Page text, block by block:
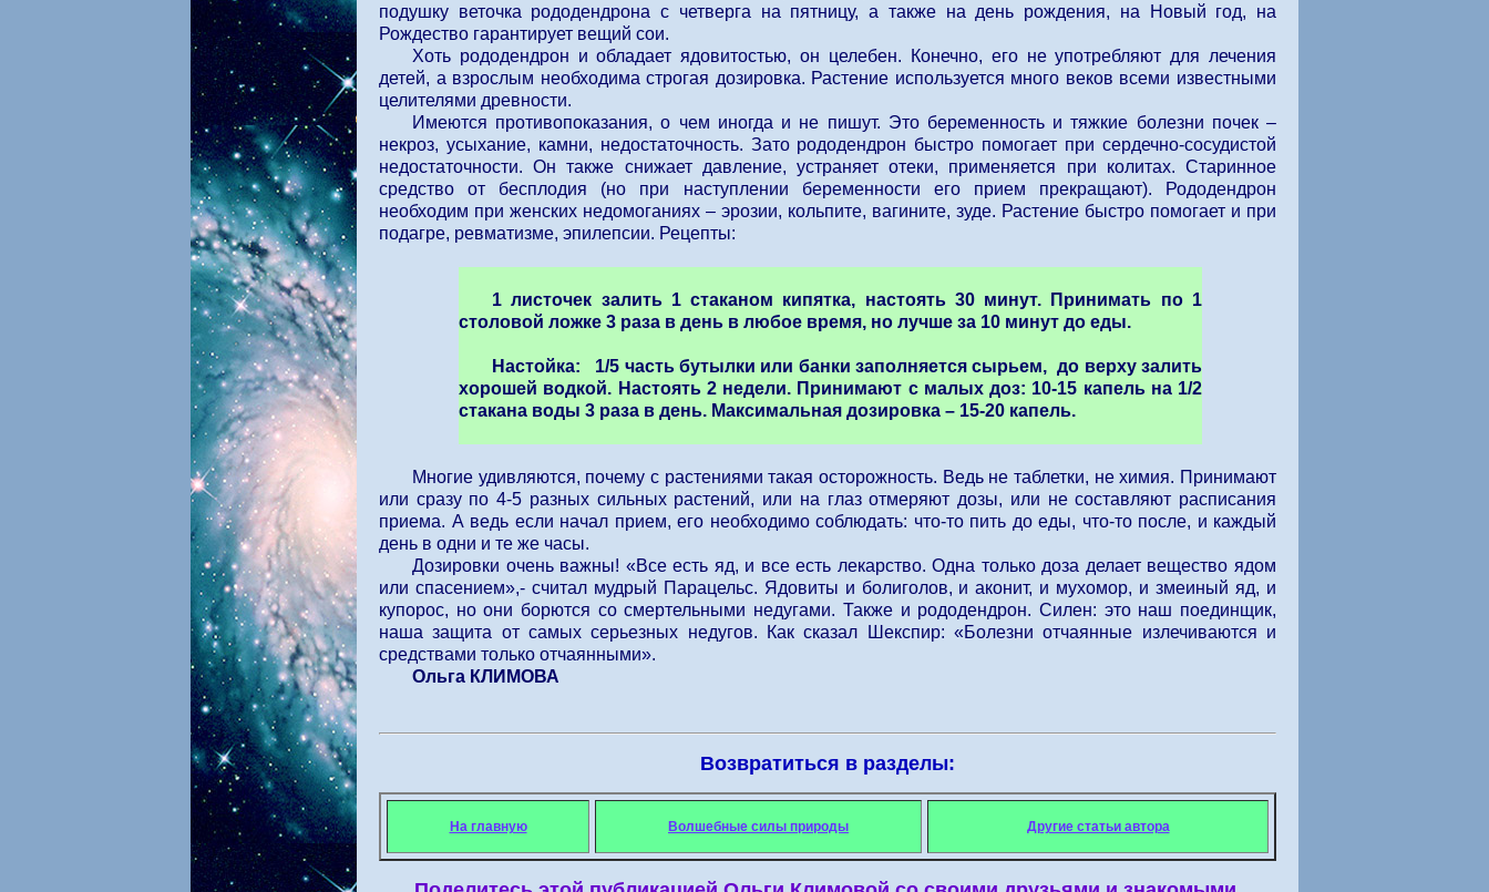
подушку веточка рододендрона с четверга на пятницу, а также на день рождения, на Новый год, на
Рождество гарантирует вещий сои.
Хоть рододендрон и обладает ядовитостью, он целебен. Конечно, его не употребляют для лечения
детей, а взрослым необходима строгая дозировка. Растение используется много веков всеми известными
целителями древности.
Имеются противопоказания, о чем иногда и не пишут. Это беременность и тяжкие болезни почек –
некроз, усыхание, камни, недостаточность. Зато рододендрон быстро помогает при сердечно-сосудистой
недостаточности. Он также снижает давление, устраняет отеки, применяется при колитах. Старинное
средство от бесплодия (но при наступлении беременности его прием прекращают). Рододендрон
необходим при женских недомоганиях – эрозии, кольпите, вагините, зуде. Растение быстро помогает и при
подагре, ревматизме, эпилепсии. Рецепты:
1 листочек залить 1 стаканом кипятка, настоять 30 минут. Принимать по 1
столовой ложке 3 раза в день в любое время, но лучше за 10 минут до еды.
Настойка: 1/5 часть бутылки или банки заполняется сырьем, до верху залить
хорошей водкой. Настоять 2 недели. Принимают с малых доз: 10-15 капель на 1/2
стакана воды 3 раза в день. Максимальная дозировка – 15-20 капель.
Многие удивляются, почему с растениями такая осторожность. Ведь не таблетки, не химия. Принимают
или сразу по 4-5 разных сильных растений, или на глаз отмеряют дозы, или не составляют расписания
приема. А ведь если начал прием, его необходимо соблюдать: что-то пить до еды, что-то после, и каждый
день в одни и те же часы.
Дозировки очень важны! «Все есть яд, и все есть лекарство. Одна только доза делает вещество ядом
или спасением»,- считал мудрый Парацельс. Ядовиты и болиголов, и аконит, и мухомор, и змеиный яд, и
купорос, но они борются со смертельными недугами. Также и рододендрон. Силен: это наш поединщик,
наша защита от самых серьезных недугов. Как сказал Шекспир: «Болезни отчаянные излечиваются и
средствами только отчаянными».
Ольга КЛИМОВА
Возвратиться в разделы:
На главную Волшебные силы природы Другие статьи автора